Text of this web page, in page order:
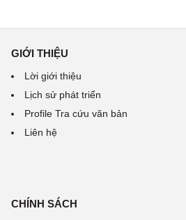
GIỚI THIỆU
Lời giới thiệu
Lịch sử phát triển
Profile Tra cứu văn bản
Liên hệ
CHÍNH SÁCH